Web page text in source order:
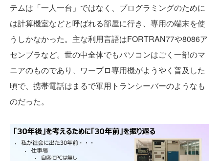
テムは「一人一台」ではなく、プログラミングのために
は計算機室などと呼ばれる部屋に行き、専用の端末を使
うしかなかった。主な利用言語はFORTRAN77や8086ア
センブラなど。世の中全体でもパソコンはごく一部のマ
ニアのものであり、ワープロ専用機がようやく普及した
頃で、携帯電話はまるで軍用トランシーバーのようなも
のだった。